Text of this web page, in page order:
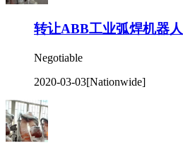
转让ABB工业弧焊机器人
Negotiable
2020-03-03[Nationwide]